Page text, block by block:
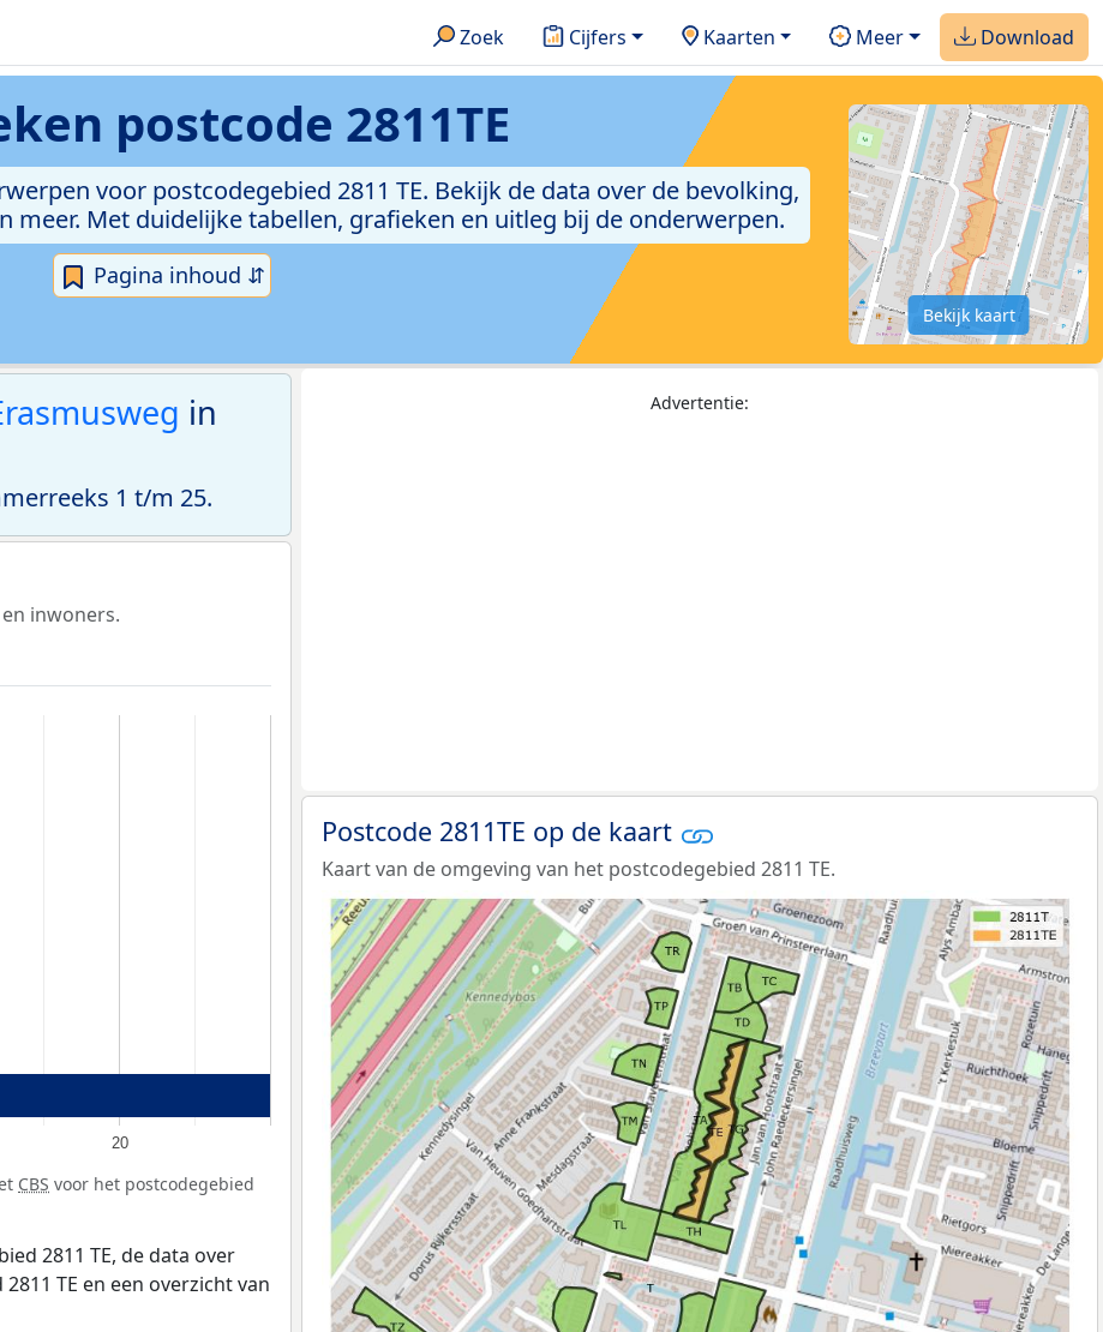
Zoek Cijfers Kaarten Meer Download
postcode 2811TE
voor postcodegebied 2811 TE. Bekijk de data over de bevolking,
meer. Met duidelijke tabellen, grafieken en uitleg bij de onderwerpen.
Pagina inhoud ⇵
Bekijk kaart
in
1 t/m 25.
inwoners.
20
CBS voor het postcodegebied
2811 TE, de data over
TE en een overzicht van
Advertentie:
Postcode 2811TE op de kaart
Kaart van de omgeving van het postcodegebied 2811 TE.